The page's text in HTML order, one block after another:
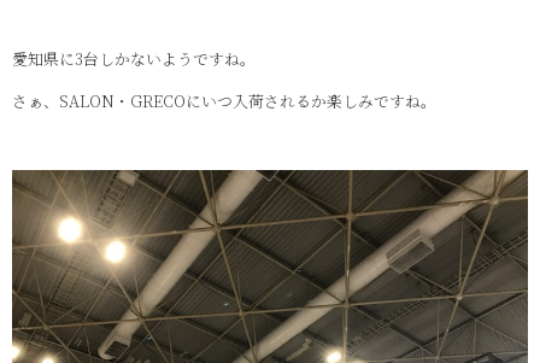
愛知県に3台しかないようですね。
さぁ、SALON・GRECOにいつ入荷されるか楽しみですね。